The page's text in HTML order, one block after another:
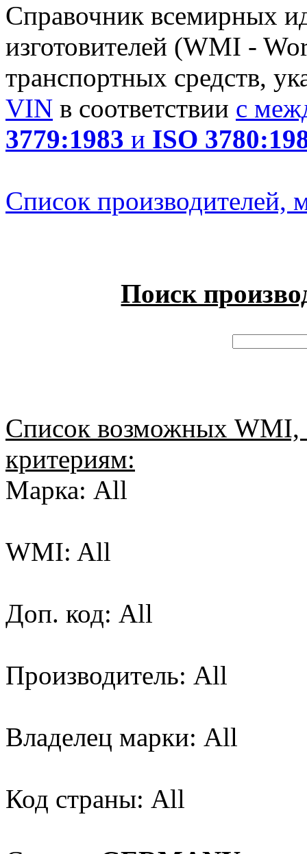
Справочник всемирных
изготовителей (WMI -
транспортных средств,
VIN в соответствии с
3779:1983 и ISO
Список производителей,
Поиск
Список возможных
критериям:
Марка: All
WMI: All
Доп. код: All
Производитель: All
Владелец марки: All
Код страны: All